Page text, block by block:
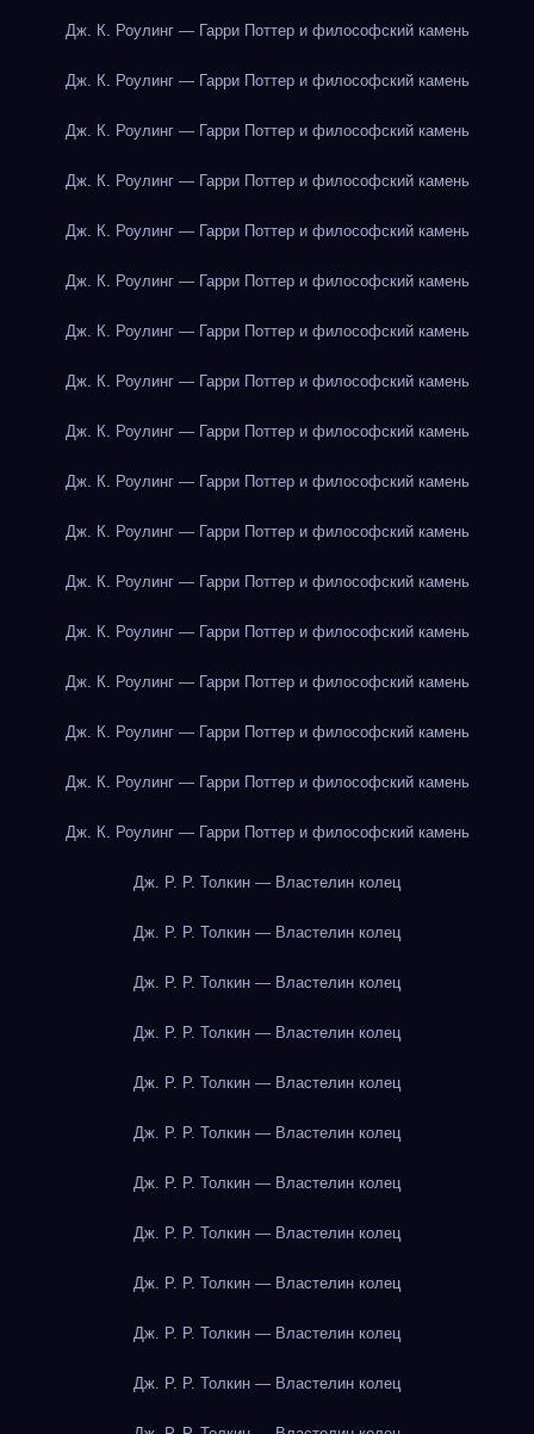
Дж. К. Роулинг — Гарри Поттер и философский камень
Дж. К. Роулинг — Гарри Поттер и философский камень
Дж. К. Роулинг — Гарри Поттер и философский камень
Дж. К. Роулинг — Гарри Поттер и философский камень
Дж. К. Роулинг — Гарри Поттер и философский камень
Дж. К. Роулинг — Гарри Поттер и философский камень
Дж. К. Роулинг — Гарри Поттер и философский камень
Дж. К. Роулинг — Гарри Поттер и философский камень
Дж. К. Роулинг — Гарри Поттер и философский камень
Дж. К. Роулинг — Гарри Поттер и философский камень
Дж. К. Роулинг — Гарри Поттер и философский камень
Дж. К. Роулинг — Гарри Поттер и философский камень
Дж. К. Роулинг — Гарри Поттер и философский камень
Дж. К. Роулинг — Гарри Поттер и философский камень
Дж. К. Роулинг — Гарри Поттер и философский камень
Дж. К. Роулинг — Гарри Поттер и философский камень
Дж. К. Роулинг — Гарри Поттер и философский камень
Дж. Р. Р. Толкин — Властелин колец
Дж. Р. Р. Толкин — Властелин колец
Дж. Р. Р. Толкин — Властелин колец
Дж. Р. Р. Толкин — Властелин колец
Дж. Р. Р. Толкин — Властелин колец
Дж. Р. Р. Толкин — Властелин колец
Дж. Р. Р. Толкин — Властелин колец
Дж. Р. Р. Толкин — Властелин колец
Дж. Р. Р. Толкин — Властелин колец
Дж. Р. Р. Толкин — Властелин колец
Дж. Р. Р. Толкин — Властелин колец